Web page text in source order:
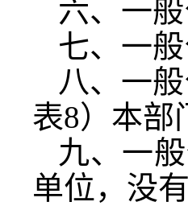
六、一
七、一
八、一
表8）本部
九、一
单位，没